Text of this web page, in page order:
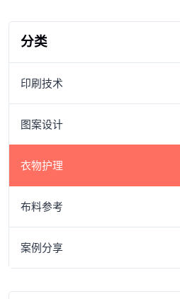
分类
印刷技术
图案设计
衣物护理
布料参考
案例分享